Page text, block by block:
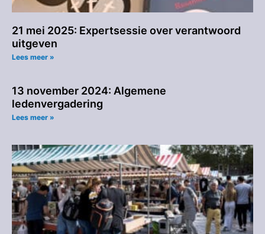
21 mei 2025: Expertsessie over verantwoord
uitgeven
Lees meer »
13 november 2024: Algemene
ledenvergadering
Lees meer »